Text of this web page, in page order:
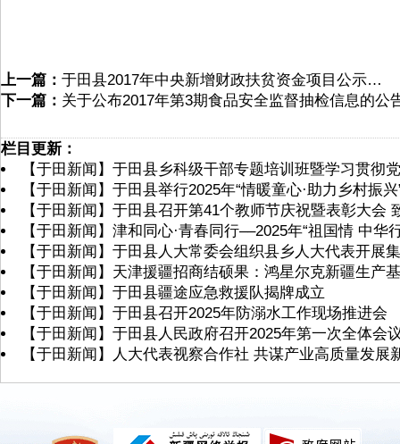
上一篇： 于田县2017年中央新增财政扶贫资金项目公示…
下一篇： 关于公布2017年第3期食品安全监督抽检信息的公
栏目更新：
【于田新闻】于田县乡科级干部专题培训班暨学习贯彻
【于田新闻】于田县举行2025年“情暖童心·助力乡村振
【于田新闻】于田县召开第41个教师节庆祝暨表彰大会
【于田新闻】津和同心·青春同行––2025年“祖国情 中
【于田新闻】于田县人大常委会组织县乡人大代表开展
【于田新闻】天津援疆招商结硕果：鸿星尔克新疆生产
【于田新闻】于田县疆途应急救援队揭牌成立
【于田新闻】于田县召开2025年防溺水工作现场推进会
【于田新闻】于田县人民政府召开2025年第一次全体会
【于田新闻】人大代表视察合作社 共谋产业高质量发展